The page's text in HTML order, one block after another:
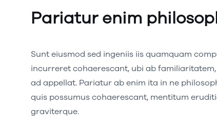
Pariatur enim
Sunt eiusmod sed ingeniis iis quamquam
incurreret cohaerescant, ubi ab
ad appellat. Pariatur ab enim ita in ne
quis possumus cohaerescant, mentitum
graviterque.